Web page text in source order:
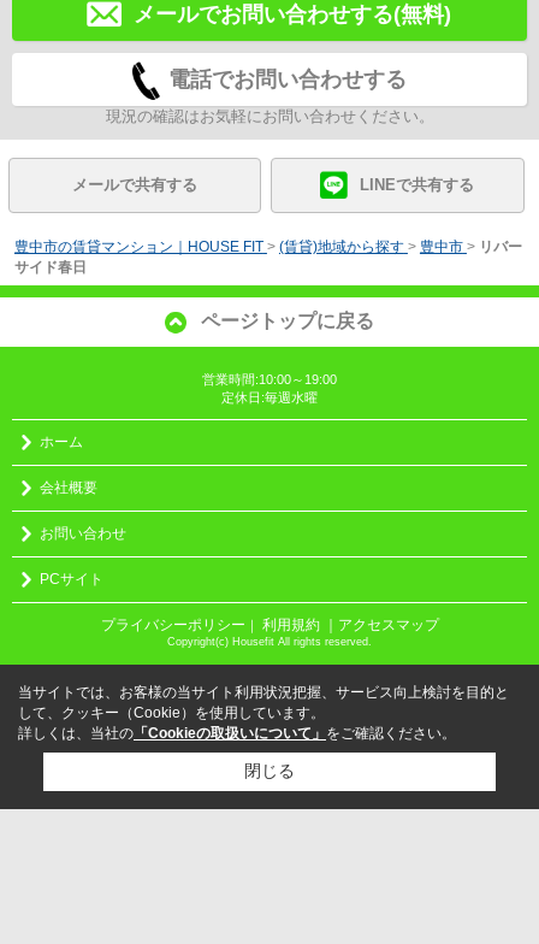
メールでお問い合わせする(無料)
電話でお問い合わせする
現況の確認はお気軽にお問い合わせください。
メールで共有する LINEで共有する
豊中市の賃貸マンション｜HOUSE FIT > (賃貸)地域から探す > 豊中市 > リバー
サイド春日
ページトップに戻る
営業時間:10:00～19:00
定休日:毎週水曜
ホーム
会社概要
お問い合わせ
PCサイト
プライバシーポリシー ｜ 利用規約 ｜アクセスマップ
Copyright(c) Housefit All rights reserved.
当サイトでは、お客様の当サイト利用状況把握、サービス向上検討を目的と
して、クッキー（Cookie）を使用しています。
詳しくは、当社の 「Cookieの取扱いについて」 をご確認ください。
閉じる